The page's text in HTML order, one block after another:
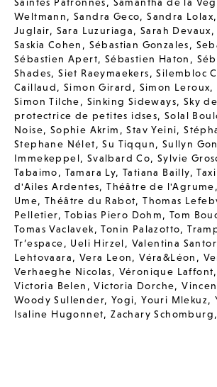
Weltmann,Sandra Geco,Sandra Lolax,
Juglair, Sara Luzuriaga,Sarah Devaux,
Saskia Cohen , Sébastian Gonzales,
Sébastien Apert, Sébastien Haton ,
Shades,Siet Raeymaekers,Silembloc
Caillaud,Simon Girard , Simon Leroux,
Simon Tilche, Sinking Sideways, Sky
protectrice de petites idses,Solal
Noise, Sophie Akrim ,Stav Yeini,
Stephane Nélet,Su Tiqqun, Sullyn
Immekeppel, Svalbard Co,Sylvie
Tabaimo, Tamara Ly,Tatiana Bailly,
d'Ailes Ardentes,Théâtre de l'Agrume,
Ume,Théâtre du Rabot,Thomas
Pelletier,Tobias Piero Dohm,Tom
Tomas Vaclavek,Tonin Palazotto,
Tr’espace, Ueli Hirzel, Valentina
Lehtovaara, Vera Leon,Véra&Léon ,
Verhaeghe Nicolas, Véronique Laffont
Victoria Belen ,Victoria Dorche,
Woody Sullender, Yogi,Youri Mlekuz,
Isaline Hugonnet,Zachary Schomburg,